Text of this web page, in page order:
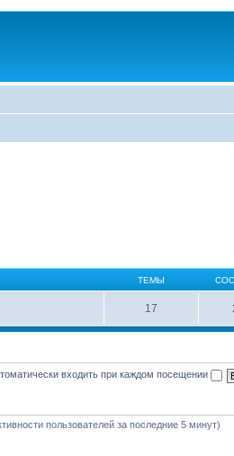
ТЕМЫ
17
входить при каждом посещении
пользователей за последние 5 минут)